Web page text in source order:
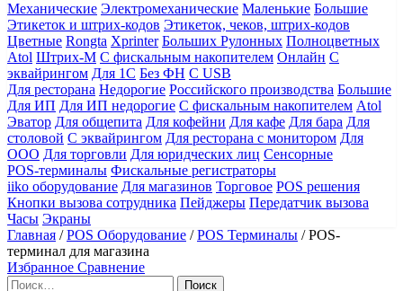
Механические Электромеханические Маленькие Большие
Этикеток и штрих-кодов Этикеток, чеков, штрих-кодов
Цветные Rongta Xprinter Больших Рулонных Полноцветных
Atol Штрих-М С фискальным накопителем Онлайн С
эквайрингом Для 1С Без ФН С USB
Для ресторана Недорогие Российского производства Большие
Для ИП Для ИП недорогие С фискальным накопителем Atol
Эватор Для общепита Для кофейни Для кафе Для бара Для
столовой С эквайрингом Для ресторана с монитором Для
ООО Для торговли Для юридческих лиц Сенсорные
POS-терминалы Фискальные регистраторы
iiko оборудование Для магазинов Торговое POS решения
Кнопки вызова сотрудника Пейджеры Передатчик вызова
Часы Экраны
Главная /POS Оборудование /POS Терминалы /POS-
терминал для магазина
Избранное Сравнение
Найти: